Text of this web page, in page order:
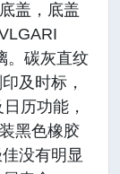
盖，底盖
。碳灰直纹
及时标，
历功能，
黑色橡胶
没有明显